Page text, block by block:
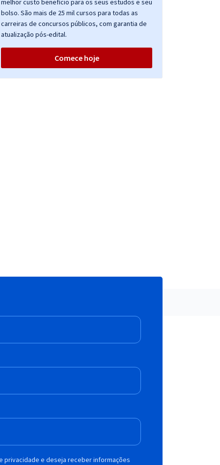
melhor custo benefício para os seus estudos e seu
bolso. São mais de 25 mil cursos para todas as
carreiras de concursos públicos, com garantia de
atualização pós-edital.
Comece hoje
privacidade e deseja receber informações